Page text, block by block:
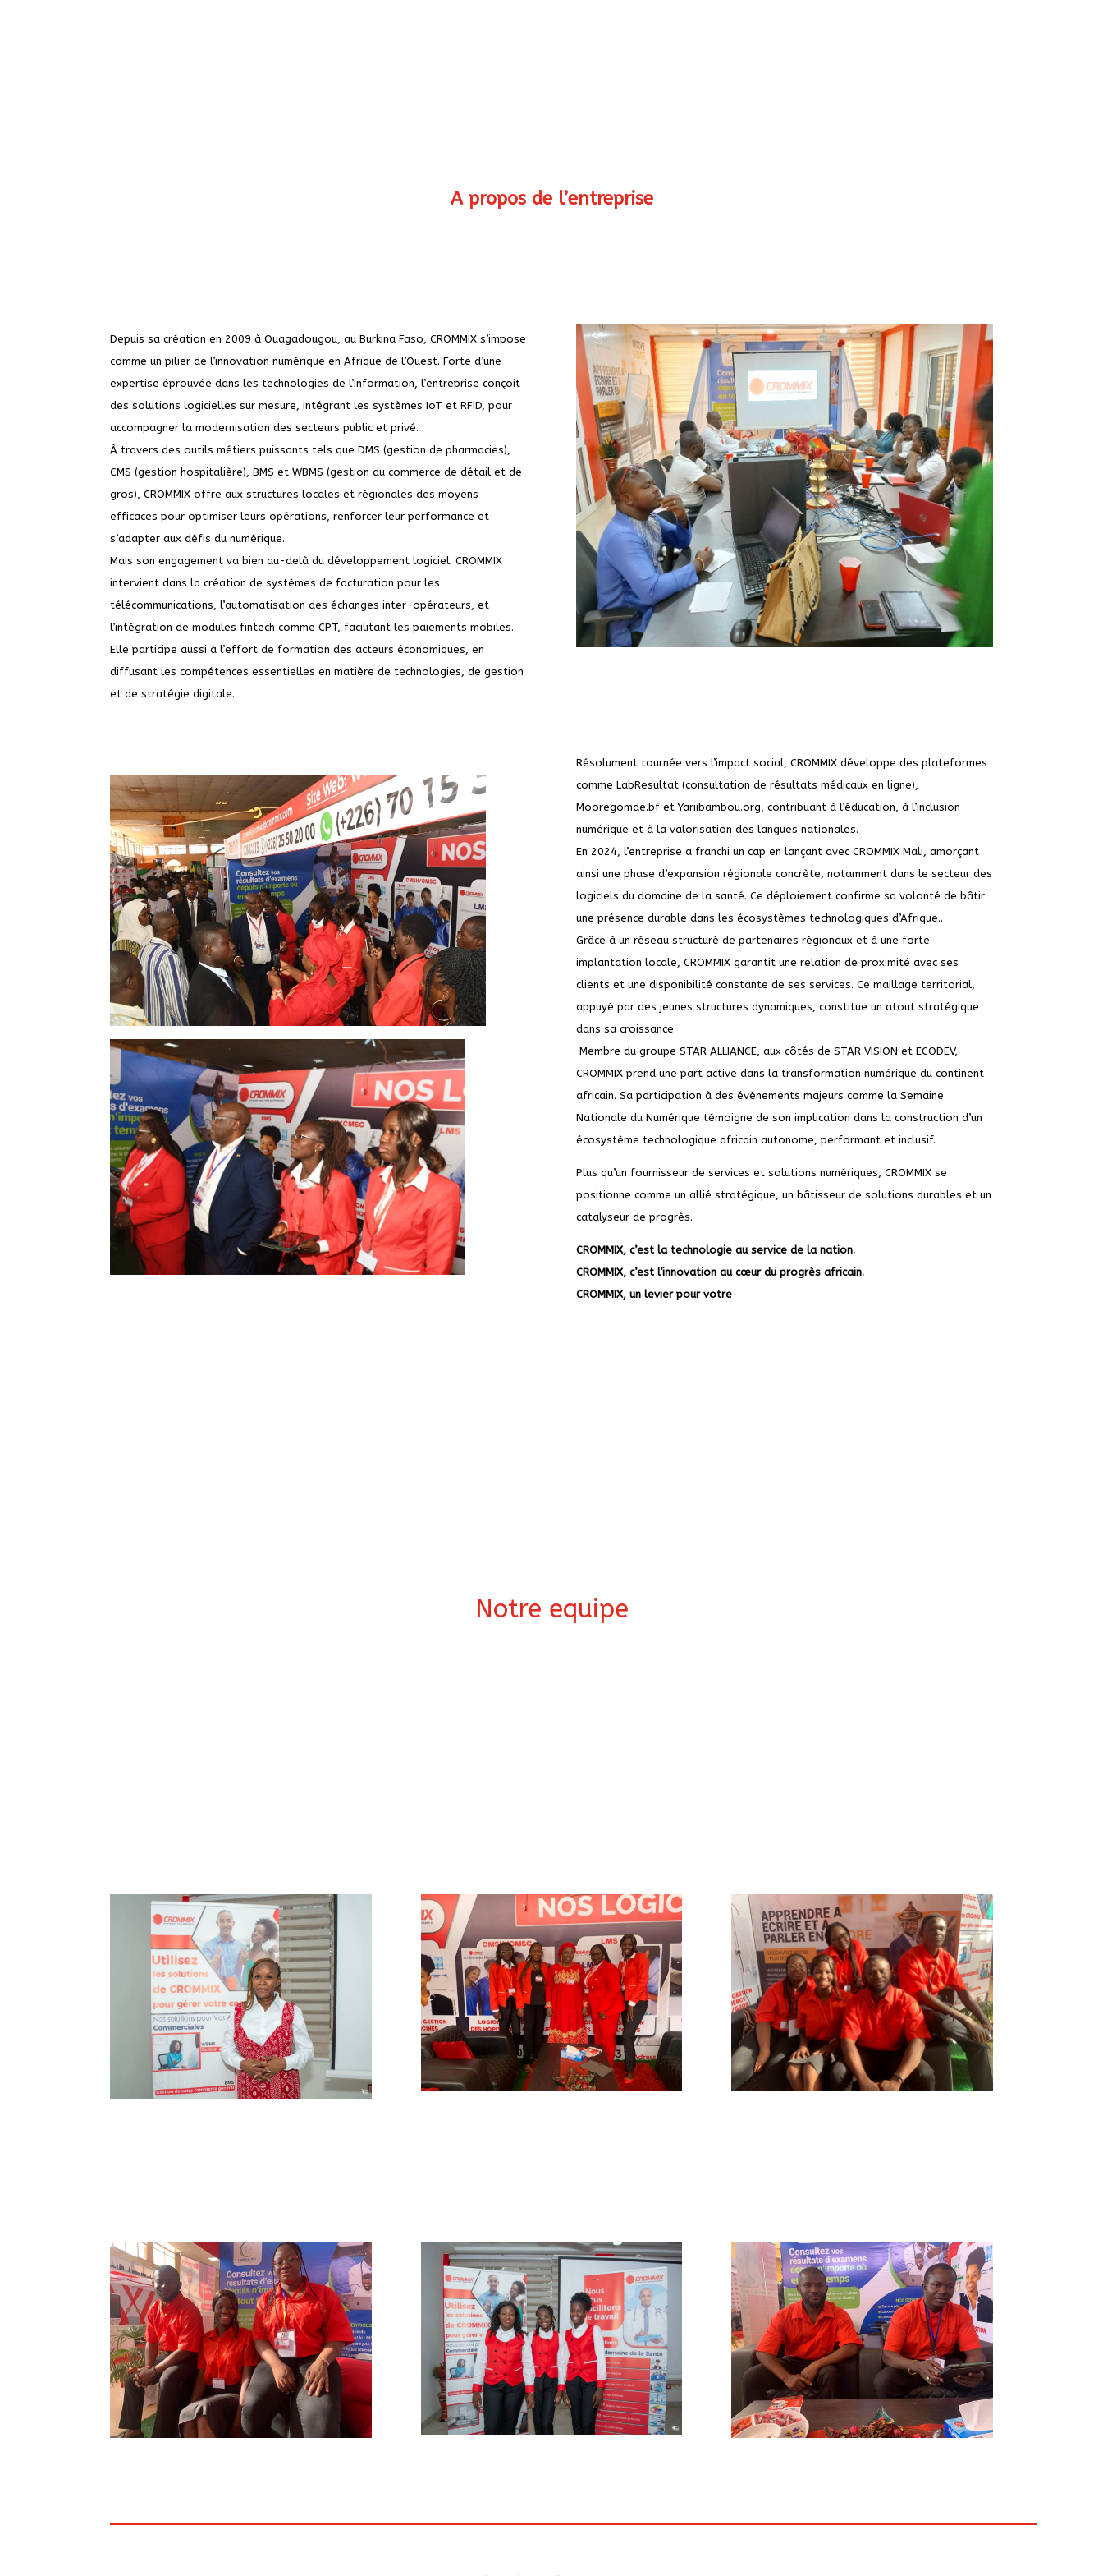
A propos de l’entreprise
Depuis sa création en 2009 à Ouagadougou, au Burkina Faso, CROMMIX s’impose
comme un pilier de l’innovation numérique en Afrique de l’Ouest. Forte d’une
expertise éprouvée dans les technologies de l’information, l’entreprise conçoit
des solutions logicielles sur mesure, intégrant les systèmes IoT et RFID, pour
accompagner la modernisation des secteurs public et privé.
À travers des outils métiers puissants tels que DMS (gestion de pharmacies),
CMS (gestion hospitalière), BMS et WBMS (gestion du commerce de détail et de
gros), CROMMIX offre aux structures locales et régionales des moyens
efficaces pour optimiser leurs opérations, renforcer leur performance et
s’adapter aux défis du numérique.
Mais son engagement va bien au-delà du développement logiciel. CROMMIX
intervient dans la création de systèmes de facturation pour les
télécommunications, l’automatisation des échanges inter-opérateurs, et
l’intégration de modules fintech comme CPT, facilitant les paiements mobiles.
Elle participe aussi à l’effort de formation des acteurs économiques, en
diffusant les compétences essentielles en matière de technologies, de gestion
et de stratégie digitale.
Résolument tournée vers l’impact social, CROMMIX développe des plateformes
comme LabResultat (consultation de résultats médicaux en ligne),
Mooregomde.bf et Yariibambou.org, contribuant à l’éducation, à l’inclusion
numérique et à la valorisation des langues nationales.
En 2024, l’entreprise a franchi un cap en lançant avec CROMMIX Mali, amorçant
ainsi une phase d’expansion régionale concrète, notamment dans le secteur des
logiciels du domaine de la santé. Ce déploiement confirme sa volonté de bâtir
une présence durable dans les écosystèmes technologiques d’Afrique..
Grâce à un réseau structuré de partenaires régionaux et à une forte
implantation locale, CROMMIX garantit une relation de proximité avec ses
clients et une disponibilité constante de ses services. Ce maillage territorial,
appuyé par des jeunes structures dynamiques, constitue un atout stratégique
dans sa croissance.
Membre du groupe STAR ALLIANCE, aux côtés de STAR VISION et ECODEV,
CROMMIX prend une part active dans la transformation numérique du continent
africain. Sa participation à des événements majeurs comme la Semaine
Nationale du Numérique témoigne de son implication dans la construction d’un
écosystème technologique africain autonome, performant et inclusif.
Plus qu’un fournisseur de services et solutions numériques, CROMMIX se
positionne comme un allié stratégique, un bâtisseur de solutions durables et un
catalyseur de progrès.
CROMMIX, c’est la technologie au service de la nation.
CROMMIX, c’est l’innovation au cœur du progrès africain.
CROMMIX, un levier pour votre
Notre equipe